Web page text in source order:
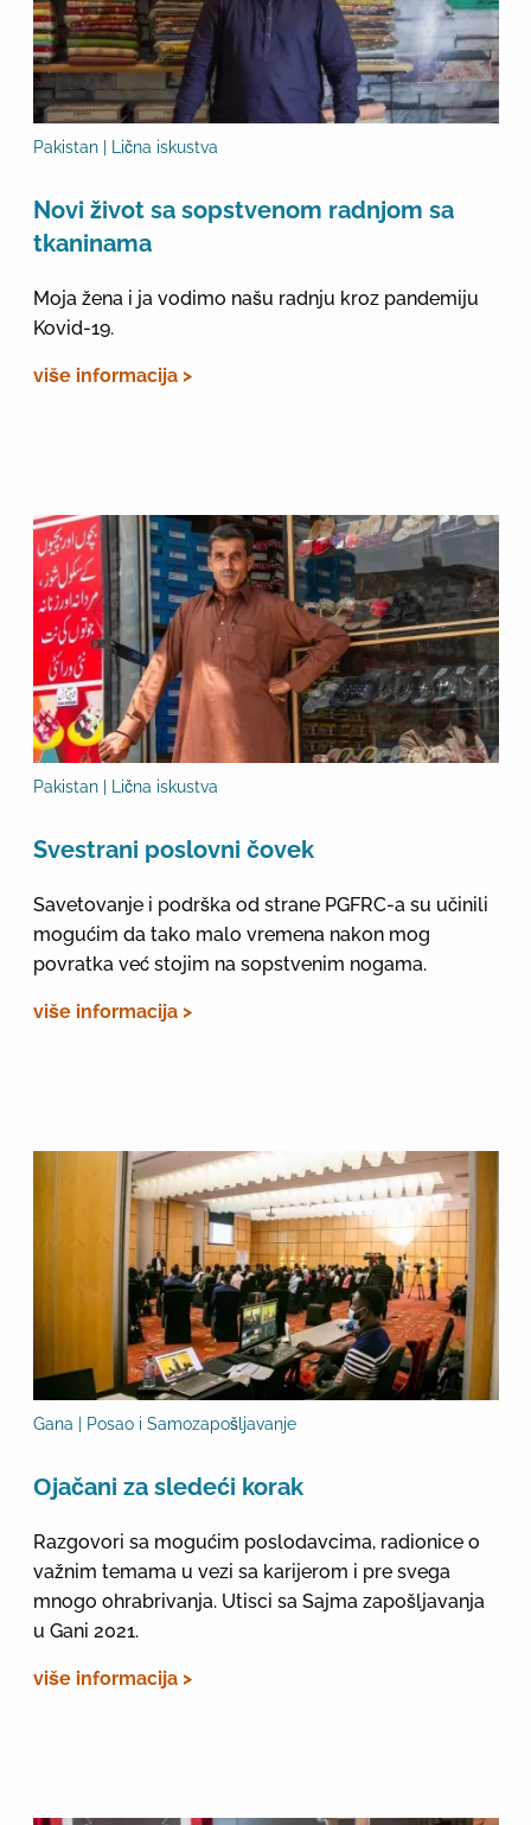
Pakistan | Lična iskustva
Novi život sa sopstvenom radnjom sa
tkaninama
Moja žena i ja vodimo našu radnju kroz pandemiju
Kovid-19.
više informacija >
Pakistan | Lična iskustva
Svestrani poslovni čovek
Savetovanje i podrška od strane PGFRC-a su učinili
mogućim da tako malo vremena nakon mog
povratka već stojim na sopstvenim nogama.
više informacija >
Gana | Posao i Samozapošljavanje
Оjačani za sledeći korak
Razgovori sa mogućim poslodavcima, radionice o
važnim temama u vezi sa karijerom i pre svega
mnogo ohrabrivanja. Utisci sa Sajma zapošljavanja
u Gani 2021.
više informacija >